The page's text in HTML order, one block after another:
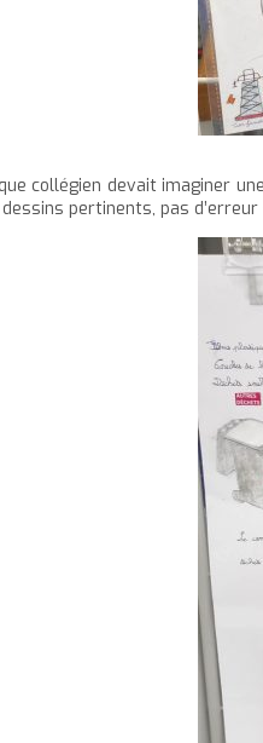
collégien devait imaginer une
dessins pertinents, pas